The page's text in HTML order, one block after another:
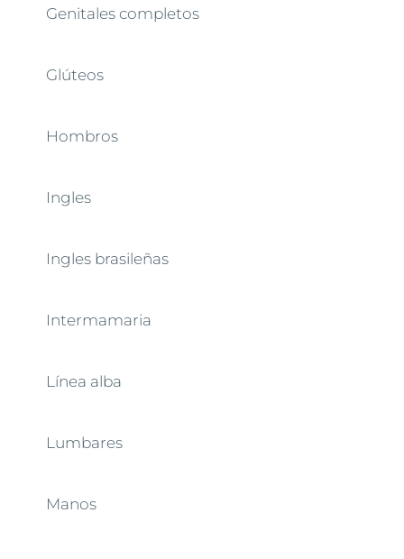
Genitales completos
Glúteos
Hombros
Ingles
Ingles brasileñas
Intermamaria
Línea alba
Lumbares
Manos